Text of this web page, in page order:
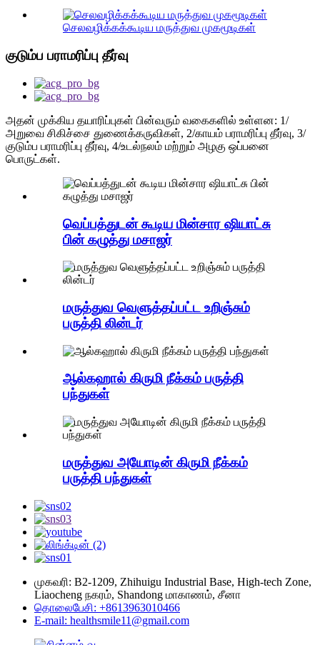
செலவழிக்கக்கூடிய மருத்துவ முகமூடிகள்
குடும்ப பராமரிப்பு தீர்வு
அதன் முக்கிய தயாரிப்புகள் பின்வரும் வகைகளில் உள்ளன: 1/
அறுவை சிகிச்சை துணைக்கருவிகள், 2/காயம் பராமரிப்பு தீர்வு, 3/
குடும்ப பராமரிப்பு தீர்வு, 4/உடல்நலம் மற்றும் அழகு ஒப்பனை
பொருட்கள்.
வெப்பத்துடன் கூடிய மின்சார ஷியாட்சு
பின் கழுத்து மசாஜர்
மருத்துவ வெளுத்தப்பட்ட உறிஞ்சும்
பருத்தி லின்டர்
ஆல்கஹால் கிருமி நீக்கம் பருத்தி
பந்துகள்
மருத்துவ அயோடின் கிருமி நீக்கம்
பருத்தி பந்துகள்
முகவரி: B2-1209, Zhihuigu Industrial Base, High-tech Zone,
Liaocheng நகரம், Shandong மாகாணம், சீனா
தொலைபேசி: +8613963010466
E-mail: healthsmile11@gmail.com